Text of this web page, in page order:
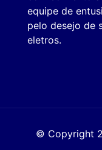
equipe de
pelo desejo de
eletros.
© Copyright